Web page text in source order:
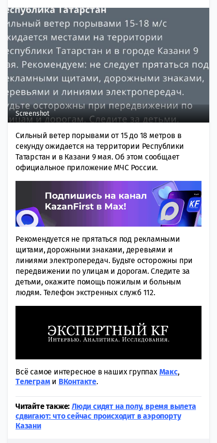
Screenshot
Сильный ветер порывами от 15 до 18 метров в
секунду ожидается на территории Республики
Татарстан и в Казани 9 мая. Об этом сообщает
официальное приложение МЧС России.
Рекомендуется не прятаться под рекламными
щитами, дорожными знаками, деревьями и
линиями электропередач. Будьте осторожны при
передвижении по улицам и дорогам. Следите за
детьми, окажите помощь пожилым и больным
людям. Телефон экстренных служб 112.
Всё самое интересное в наших группах Макс,
Tелеграми ВКонтакте.
Читайте также: Люди сидят на полу, время вылета
сдвигают: что сейчас происходит в аэропорту
Казани